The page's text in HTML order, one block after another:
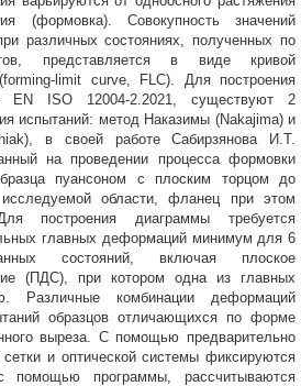
(формовка). Совокупность значений
различных состояниях, полученных по
представляется в виде кривой
limit curve, FLС). Для построения
EN ISO 12004-2.2021, существуют 2
испытаний: метод Наказимы (Nakajima) и
в своей работе Сабирзянова И.Т.
на проведении процесса формовки
пуансоном с плоским торцом до
области, фланец при этом
построения диаграммы требуется
главных деформаций минимум для 6
состояний, включая плоское
(ПДС), при котором одна из главных
Различные комбинации деформаций
образцов отличающихся по форме
выреза. С помощью предварительно
сетки и оптической системы фиксируются
программы, рассчитываются